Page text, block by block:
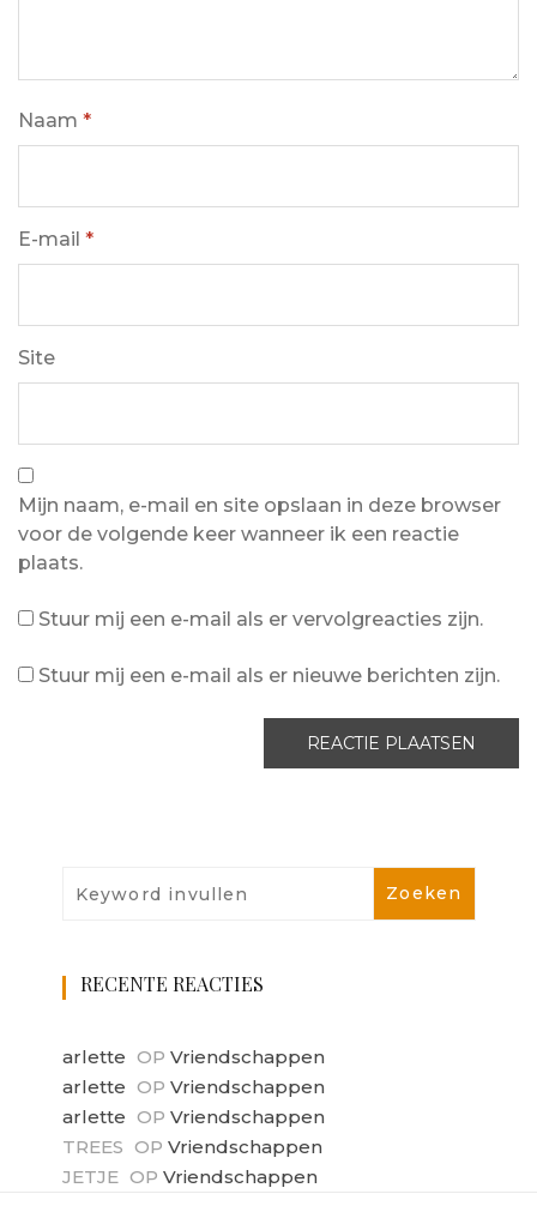
Naam *
E-mail *
Site
Mijn naam, e-mail en site opslaan in deze browser
voor de volgende keer wanneer ik een reactie
plaats.
Stuur mij een e-mail als er vervolgreacties zijn.
Stuur mij een e-mail als er nieuwe berichten zijn.
RECENTE REACTIES
arlette OP Vriendschappen
arlette OP Vriendschappen
arlette OP Vriendschappen
TREES OP Vriendschappen
JETJE OP Vriendschappen